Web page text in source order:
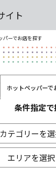
イト
パーでお店を探す
ホットペッパーで
条件指定で
カテゴリーを
エリアを選択